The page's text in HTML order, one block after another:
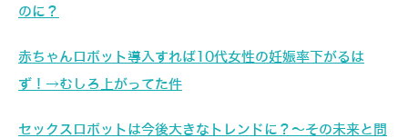
のに？
赤ちゃんロボット導入すれば10代女性の妊娠率下がるは
ず！→むしろ上がってた件
セックスロボットは今後大きなトレンドに？～その未来と問